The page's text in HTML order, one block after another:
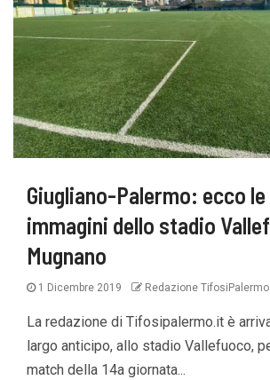
Giugliano-Palermo: ecco
immagini dello stadio
Mugnano
1 Dicembre 2019 Redazione
La redazione di Tifosipalermo.it è
largo anticipo, allo stadio Vallefuoco,
match della 14a giornata...